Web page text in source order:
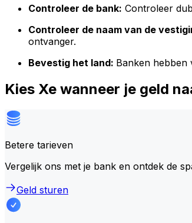
Controleer de bank: Controleer
Controleer de naam van de
ontvanger.
Bevestig het land: Banken hebben
Kies Xe wanneer je geld
Betere tarieven
Vergelijk ons met je bank en ontdek de
Geld sturen